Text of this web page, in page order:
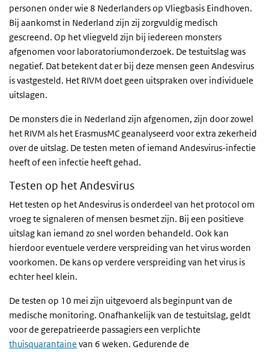
personen onder wie 8 Nederlanders op Vliegbasis Eindhoven.
Bij aankomst in Nederland zijn zij zorgvuldig medisch
gescreend. Op het vliegveld zijn bij iedereen monsters
afgenomen voor laboratoriumonderzoek. De testuitslag was
negatief. Dat betekent dat er bij deze mensen geen Andesvirus
is vastgesteld. Het RIVM doet geen uitspraken over individuele
uitslagen.
De monsters die in Nederland zijn afgenomen, zijn door zowel
het RIVM als het ErasmusMC geanalyseerd voor extra zekerheid
over de uitslag. De testen meten of iemand Andesvirus-infectie
heeft of een infectie heeft gehad.
Testen op het Andesvirus
Het testen op het Andesvirus is onderdeel van het protocol om
vroeg te signaleren of mensen besmet zijn. Bij een positieve
uitslag kan iemand zo snel worden behandeld. Ook kan
hierdoor eventuele verdere verspreiding van het virus worden
voorkomen. De kans op verdere verspreiding van het virus is
echter heel klein.
De testen op 10 mei zijn uitgevoerd als beginpunt van de
medische monitoring. Onafhankelijk van de testuitslag, geldt
voor de gerepatrieerde passagiers een verplichte
thuisquarantaine van 6 weken. Gedurende de